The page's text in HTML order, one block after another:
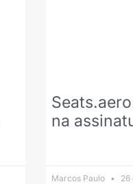
na
Marcos Paulo 26